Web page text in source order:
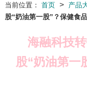
当前位置： 首页 > 产品
股“奶油第一股”？保健食
海融科技
股“奶油第一